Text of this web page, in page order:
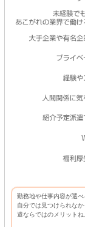
勤務地や仕事内容が選べ
自分では見つけられな
遣ならではのメリットね